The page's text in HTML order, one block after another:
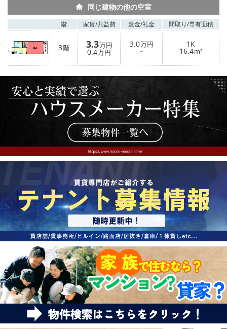
同じ建物の他の空室
階 家賃/共益費 敷金/礼金 間取り/専有面積
3階 3.3万円
0.4万円
3.0万円
－
1K
16.4m²